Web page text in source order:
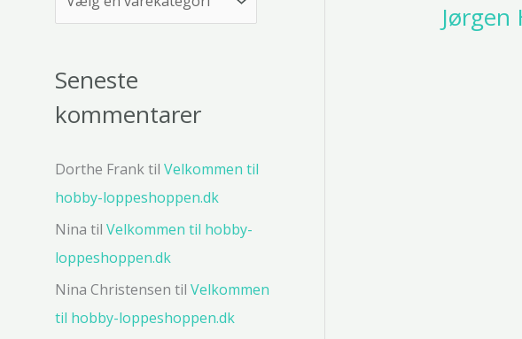
Seneste
kommentarer
Dorthe Franktil Velkommen til
hobby-loppeshoppen.dk
Nina til Velkommen til hobby-
loppeshoppen.dk
Nina Christensen til Velkommen
til hobby-loppeshoppen.dk